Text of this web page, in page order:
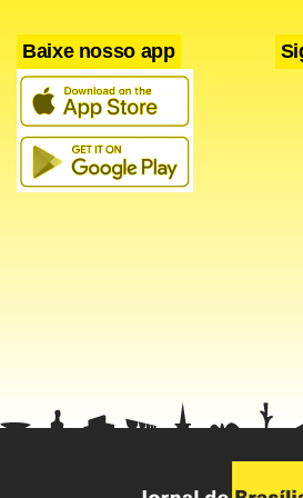
“Essas liminares ainda são parte de
transição do antigo modelo de
das hidrelétricas para o novo
necessidade”, afirmou.
WhatsApp
LinkedIn
Twitter
X
Baixe nosso app